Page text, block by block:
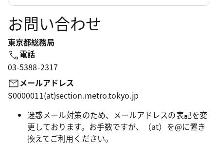
お問い合わせ
東京都総務局
電話
03-5388-2317
メールアドレス
S0000011(at)section.metro.tokyo.jp
迷惑メール対策のため、メールアドレスの表記を変
更しております。お手数ですが、（at）を@に置き
換えてご利用ください。